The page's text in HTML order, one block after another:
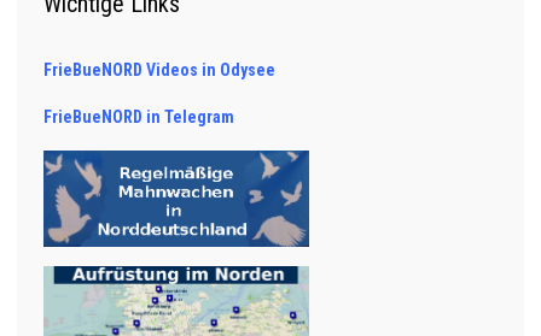
FrieBueNORD Videos in Odysee
FrieBueNORD in Telegram